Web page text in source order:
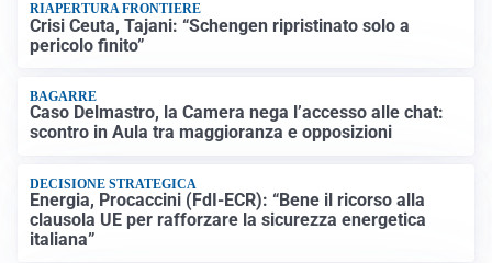
RIAPERTURA FRONTIERE
Crisi Ceuta, Tajani: “Schengen ripristinato solo a
pericolo finito”
BAGARRE
Caso Delmastro, la Camera nega l’accesso alle chat:
scontro in Aula tra maggioranza e opposizioni
DECISIONE STRATEGICA
Energia, Procaccini (FdI-ECR): “Bene il ricorso alla
clausola UE per rafforzare la sicurezza energetica
italiana”